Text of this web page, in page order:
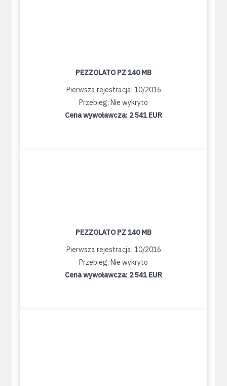
PEZZOLATO PZ 140 MB
Pierwsza rejestracja: 10/2016
Przebieg: Nie wykryto
Cena wywoławcza: 2 541 EUR
PEZZOLATO PZ 140 MB
Pierwsza rejestracja: 10/2016
Przebieg: Nie wykryto
Cena wywoławcza: 2 541 EUR